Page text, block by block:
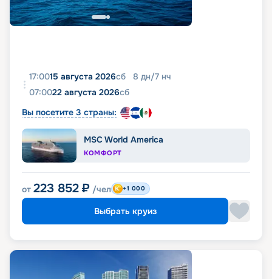
17:0015 августа 2026сб 8 дн/7 нч
07:0022 августа 2026сб
Вы посетите 3 страны:
MSC World America
КОМФОРТ
от 223 852 ₽ /чел +1 000
Выбрать круиз